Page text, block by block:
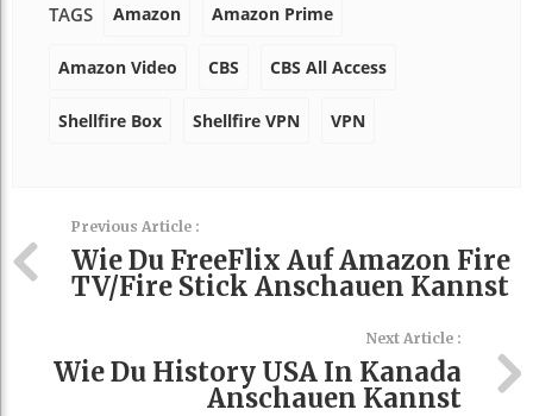
TAGS Amazon Amazon Prime
Amazon Video CBS CBS All Access
Shellfire Box Shellfire VPN VPN
Previous Article :
Wie Du FreeFlix Auf Amazon Fire
TV/Fire Stick Anschauen Kannst
Next Article :
Wie Du History USA In Kanada
Anschauen Kannst